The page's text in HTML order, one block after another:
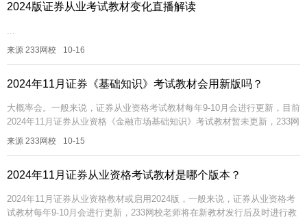
2024版证券从业考试教材变化直播解读
...
来源 233网校 10-16
2024年11月证券《基础知识》考试教材会用新版吗？
大概率会。一般来说，证券从业资格考试教材每年9-10月会进行更新，目前
2024年11月证券从业资格《金融市场基础知识》考试教材暂未更新，233网
校老师将在新教材发行后及时进行教材变化解读，敬请关注！2...
来源 233网校 10-15
2024年11月证券从业资格考试教材是哪个版本？
2024年11月证券从业资格教材或启用2024版，一般来说，证券从业资格考
试教材每年9-10月会进行更新，233网校老师将在新教材发行后及时进行教